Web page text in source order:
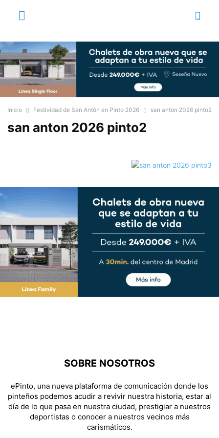
Inicio Festividad de San Antón en Pinto 2026 san anton 2026 pinto2
san anton 2026 pinto2
SOBRE NOSOTROS
ePinto, una nueva plataforma de comunicación donde los
pinteños podemos acudir a revivir nuestra historia, estar al
día de lo que pasa en nuestra ciudad, prestigiar a nuestros
deportistas o conocer a nuestros vecinos más
carismáticos.